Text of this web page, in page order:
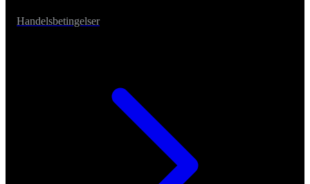
Handelsbetingelser